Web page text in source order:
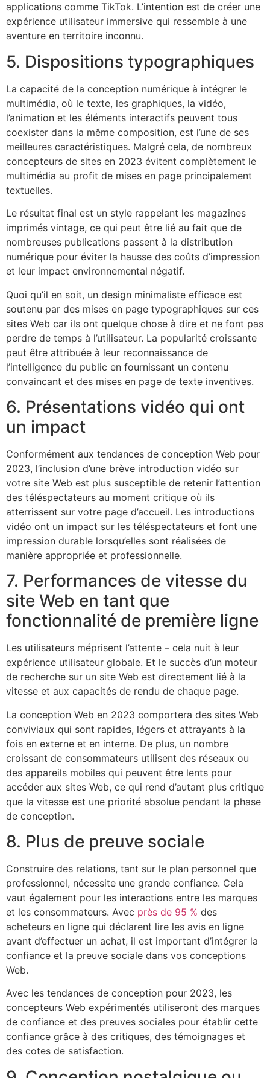
applications comme TikTok. L’intention est de créer une
expérience utilisateur immersive qui ressemble à une
aventure en territoire inconnu.
5. Dispositions typographiques
La capacité de la conception numérique à intégrer le
multimédia, où le texte, les graphiques, la vidéo,
l’animation et les éléments interactifs peuvent tous
coexister dans la même composition, est l’une de ses
meilleures caractéristiques. Malgré cela, de nombreux
concepteurs de sites en 2023 évitent complètement le
multimédia au profit de mises en page principalement
textuelles.
Le résultat final est un style rappelant les magazines
imprimés vintage, ce qui peut être lié au fait que de
nombreuses publications passent à la distribution
numérique pour éviter la hausse des coûts d’impression
et leur impact environnemental négatif.
Quoi qu’il en soit, un design minimaliste efficace est
soutenu par des mises en page typographiques sur ces
sites Web car ils ont quelque chose à dire et ne font pas
perdre de temps à l’utilisateur. La popularité croissante
peut être attribuée à leur reconnaissance de
l’intelligence du public en fournissant un contenu
convaincant et des mises en page de texte inventives.
6. Présentations vidéo qui ont
un impact
Conformément aux tendances de conception Web pour
2023, l’inclusion d’une brève introduction vidéo sur
votre site Web est plus susceptible de retenir l’attention
des téléspectateurs au moment critique où ils
atterrissent sur votre page d’accueil. Les introductions
vidéo ont un impact sur les téléspectateurs et font une
impression durable lorsqu’elles sont réalisées de
manière appropriée et professionnelle.
7. Performances de vitesse du
site Web en tant que
fonctionnalité de première ligne
Les utilisateurs méprisent l’attente – cela nuit à leur
expérience utilisateur globale. Et le succès d’un moteur
de recherche sur un site Web est directement lié à la
vitesse et aux capacités de rendu de chaque page.
La conception Web en 2023 comportera des sites Web
conviviaux qui sont rapides, légers et attrayants à la
fois en externe et en interne. De plus, un nombre
croissant de consommateurs utilisent des réseaux ou
des appareils mobiles qui peuvent être lents pour
accéder aux sites Web, ce qui rend d’autant plus critique
que la vitesse est une priorité absolue pendant la phase
de conception.
8. Plus de preuve sociale
Construire des relations, tant sur le plan personnel que
professionnel, nécessite une grande confiance. Cela
vaut également pour les interactions entre les marques
et les consommateurs. Avec près de 95 % des
acheteurs en ligne qui déclarent lire les avis en ligne
avant d’effectuer un achat, il est important d’intégrer la
confiance et la preuve sociale dans vos conceptions
Web.
Avec les tendances de conception pour 2023, les
concepteurs Web expérimentés utiliseront des marques
de confiance et des preuves sociales pour établir cette
confiance grâce à des critiques, des témoignages et
des cotes de satisfaction.